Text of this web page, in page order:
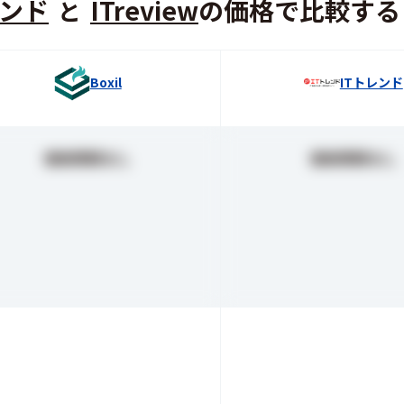
ド と ITreviewの価格で比較する
Boxil
価格情報なし
ITトレンド
価格情報なし